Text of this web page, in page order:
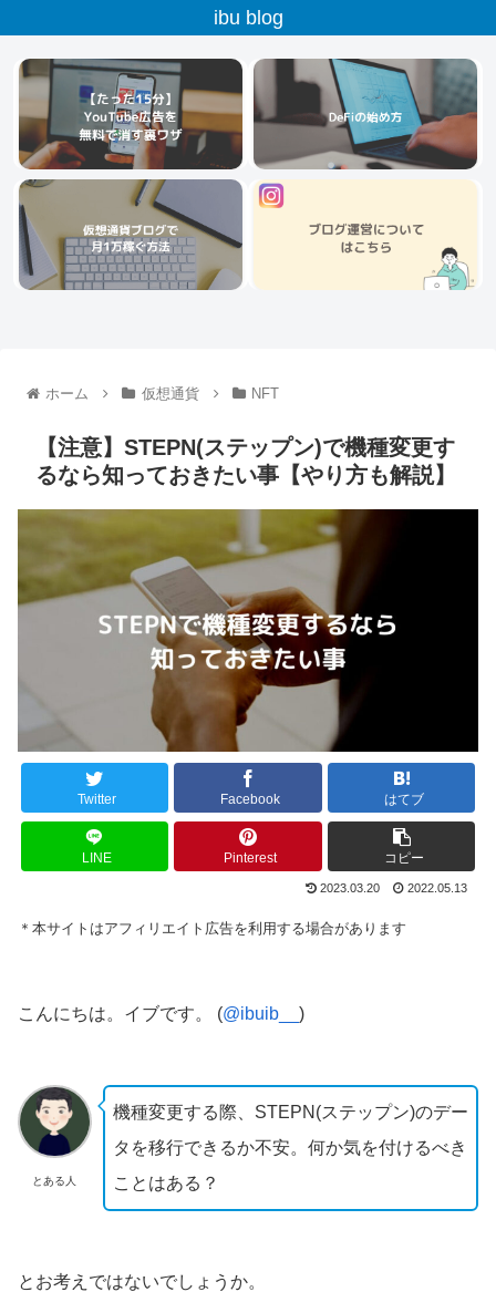
ibu blog
ホーム 仮想通貨 NFT
【注意】STEPN(ステップン)で機種変更す
るなら知っておきたい事【やり方も解説】
Twitter Facebook はてブ
LINE Pinterest コピー
2023.03.20 2022.05.13
＊本サイトはアフィリエイト広告を利用する場合があります
こんにちは。イブです。 (@ibuib__ )
とある人
機種変更する際、STEPN(ステップン)のデー
タを移行できるか不安。何か気を付けるべき
ことはある？
とお考えではないでしょうか。